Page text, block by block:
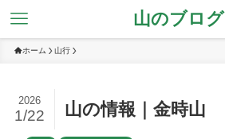
山のブログ
ホーム 山行
山の情報｜金時山
2026
1/22